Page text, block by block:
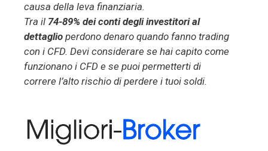
causa della leva finanziaria.
Tra il 74-89% dei conti degli investitori al
dettaglio perdono denaro quando fanno trading
con i CFD. Devi considerare se hai capito come
funzionano i CFD e se puoi permetterti di
correre l’alto rischio di perdere i tuoi soldi.